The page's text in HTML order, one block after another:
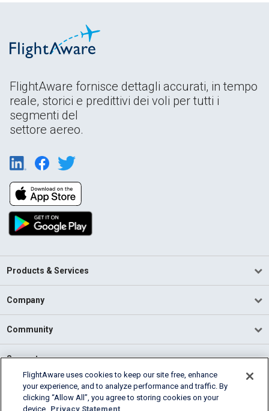
FlightAware fornisce dettagli accurati, in tempo
reale, storici e predittivi dei voli per tutti i
segmenti del
settore aereo.
Products & Services
Company
Community
Support
English (USA)
2026 FlightAware
FlightAware uses cookies to keep our site free, enhance
your experience, and to analyze performance and traffic. By
clicking “Allow All”, you agree to storing cookies on your
device. Privacy Statement